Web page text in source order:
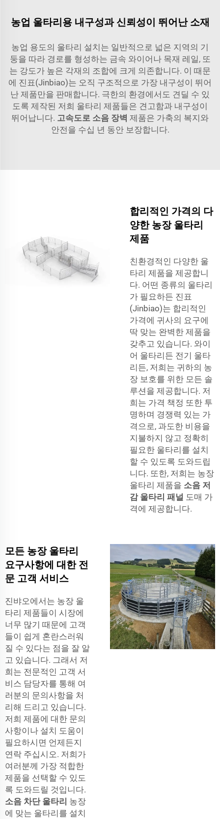
농업 울타리용 내구성과 신뢰성이 뛰어난 소재
농업 용도의 울타리 설치는 일반적으로 넓은 지역의 기
둥을 따라 경로를 형성하는 금속 와이어나 목재 레일, 또
는 강도가 높은 각재의 조합에 크게 의존합니다. 이 때문
에 진표(Jinbiao)는 오직 구조적으로 가장 내구성이 뛰어
난 제품만을 판매합니다. 극한의 환경에서도 견딜 수 있
도록 제작된 저희 울타리 제품들은 견고함과 내구성이
뛰어납니다. 고속도로 소음 장벽 제품은 가축의 복지와
안전을 수십 년 동안 보장합니다.
합리적인 가격의 다
양한 농장 울타리
제품
친환경적인 다양한 울
타리 제품을 제공합니
다. 어떤 종류의 울타리
가 필요하든 진표
(Jinbiao)는 합리적인
가격에 귀사의 요구에
딱 맞는 완벽한 제품을
갖추고 있습니다. 와이
어 울타리든 전기 울타
리든, 저희는 귀하의 농
장 보호를 위한 모든 솔
루션을 제공합니다. 저
희는 가격 책정 또한 투
명하며 경쟁력 있는 가
격으로, 과도한 비용을
지불하지 않고 정확히
필요한 울타리를 설치
할 수 있도록 도와드립
니다. 또한, 저희는 농장
울타리 제품을 소음 저
감 울타리 패널 도매 가
격에 제공합니다.
모든 농장 울타리
요구사항에 대한 전
문 고객 서비스
진뱌오에서는 농장 울
타리 제품들이 시장에
너무 많기 때문에 고객
들이 쉽게 혼란스러워
질 수 있다는 점을 잘 알
고 있습니다. 그래서 저
희는 전문적인 고객 서
비스 담당자를 통해 여
러분의 문의사항을 처
리해 드리고 있습니다.
저희 제품에 대한 문의
사항이나 설치 도움이
필요하시면 언제든지
연락 주십시오. 저희가
여러분께 가장 적합한
제품을 선택할 수 있도
록 도와드릴 것입니다.
소음 차단 울타리 농장
에 맞는 울타리를 설치